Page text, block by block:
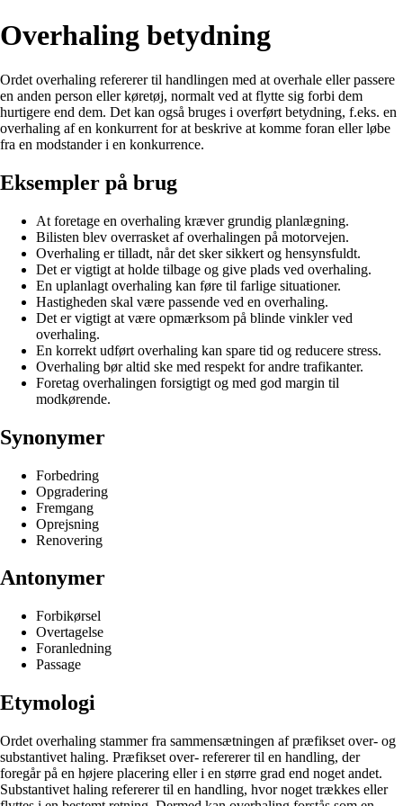
Overhaling betydning
Ordet overhaling refererer til handlingen med at overhale eller passere
en anden person eller køretøj, normalt ved at flytte sig forbi dem
hurtigere end dem. Det kan også bruges i overført betydning, f.eks. en
overhaling af en konkurrent for at beskrive at komme foran eller løbe
fra en modstander i en konkurrence.
Eksempler på brug
At foretage en overhaling kræver grundig planlægning.
Bilisten blev overrasket af overhalingen på motorvejen.
Overhaling er tilladt, når det sker sikkert og hensynsfuldt.
Det er vigtigt at holde tilbage og give plads ved overhaling.
En uplanlagt overhaling kan føre til farlige situationer.
Hastigheden skal være passende ved en overhaling.
Det er vigtigt at være opmærksom på blinde vinkler ved
overhaling.
En korrekt udført overhaling kan spare tid og reducere stress.
Overhaling bør altid ske med respekt for andre trafikanter.
Foretag overhalingen forsigtigt og med god margin til
modkørende.
Synonymer
Forbedring
Opgradering
Fremgang
Oprejsning
Renovering
Antonymer
Forbikørsel
Overtagelse
Foranledning
Passage
Etymologi
Ordet overhaling stammer fra sammensætningen af præfikset over- og
substantivet haling. Præfikset over- refererer til en handling, der
foregår på en højere placering eller i en større grad end noget andet.
Substantivet haling refererer til en handling, hvor noget trækkes eller